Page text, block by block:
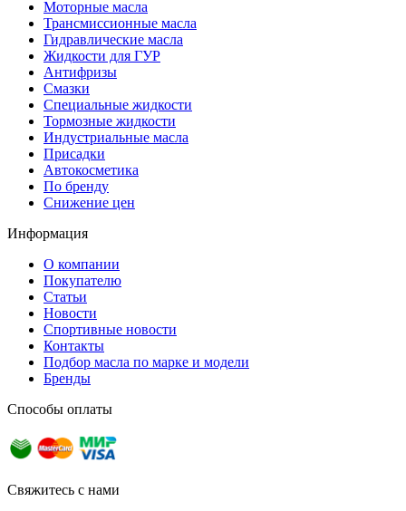
Моторные масла
Трансмиссионные масла
Гидравлические масла
Жидкости для ГУР
Антифризы
Смазки
Специальные жидкости
Тормозные жидкости
Индустриальные масла
Присадки
Автокосметика
По бренду
Снижение цен
Информация
О компании
Покупателю
Статьи
Новости
Спортивные новости
Контакты
Подбор масла по марке и модели
Бренды
Способы оплаты
Свяжитесь с нами